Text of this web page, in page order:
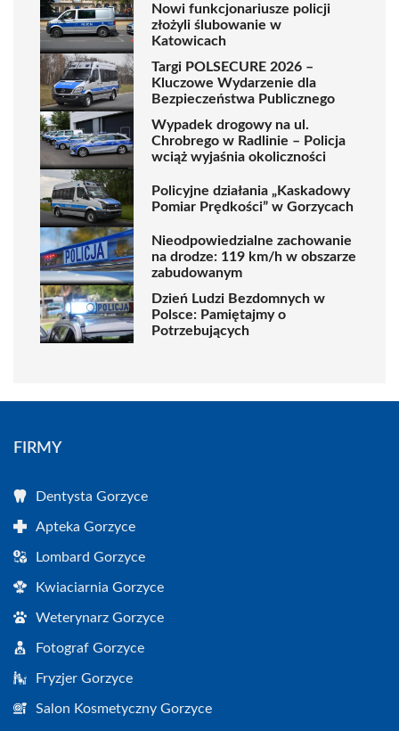
Nowi funkcjonariusze policji
złożyli ślubowanie w
Katowicach
Targi POLSECURE 2026 –
Kluczowe Wydarzenie dla
Bezpieczeństwa Publicznego
Wypadek drogowy na ul.
Chrobrego w Radlinie – Policja
wciąż wyjaśnia okoliczności
Policyjne działania „Kaskadowy
Pomiar Prędkości” w Gorzycach
Nieodpowiedzialne zachowanie
na drodze: 119 km/h w obszarze
zabudowanym
Dzień Ludzi Bezdomnych w
Polsce: Pamiętajmy o
Potrzebujących
FIRMY
Dentysta Gorzyce
Apteka Gorzyce
Lombard Gorzyce
Kwiaciarnia Gorzyce
Weterynarz Gorzyce
Fotograf Gorzyce
Fryzjer Gorzyce
Salon Kosmetyczny Gorzyce